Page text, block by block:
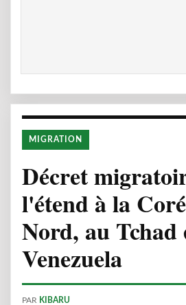
MIGRATION
Décret
l'étend à la
Nord, au Tchad
Venezuela
PAR KIBARU